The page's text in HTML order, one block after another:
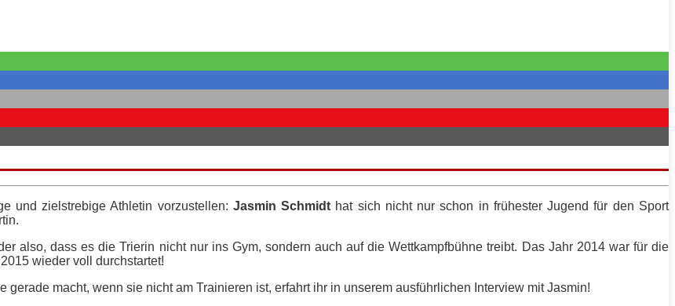
und zielstrebige Athletin vorzustellen: Jasmin Schmidt hat sich nicht nur schon in frühester Jugend für den Sport
also, dass es die Trierin nicht nur ins Gym, sondern auch auf die Wettkampfbühne treibt. Das Jahr 2014 war für die
wieder voll durchstartet!
gerade macht, wenn sie nicht am Trainieren ist, erfahrt ihr in unserem ausführlichen Interview mit Jasmin!